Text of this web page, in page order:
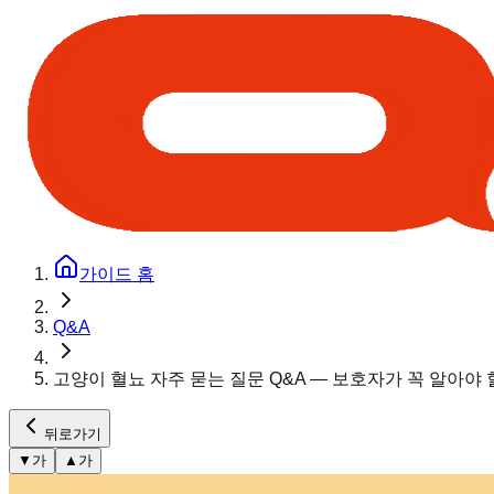
가이드 홈
Q&A
고양이 혈뇨 자주 묻는 질문 Q&A — 보호자가 꼭 알아야
뒤로가기
▼ 가 ▲ 가